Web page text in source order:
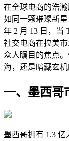
在全球电商的浩
如同一颗璀璨新
年 2 月 13 日，当
社交电商在拉美
众人瞩目的焦点
海，还是暗藏玄机
一、墨西哥
墨西哥拥有 1.3 亿